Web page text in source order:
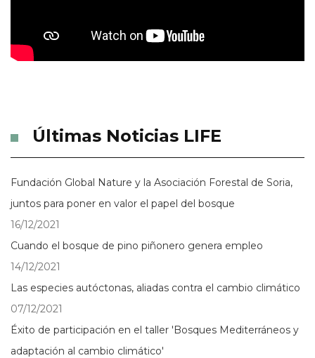
Últimas Noticias LIFE
Fundación Global Nature y la Asociación Forestal de Soria,
juntos para poner en valor el papel del bosque
16/12/2021
Cuando el bosque de pino piñonero genera empleo
14/12/2021
Las especies autóctonas, aliadas contra el cambio climático
07/12/2021
Éxito de participación en el taller 'Bosques Mediterráneos y
adaptación al cambio climático'